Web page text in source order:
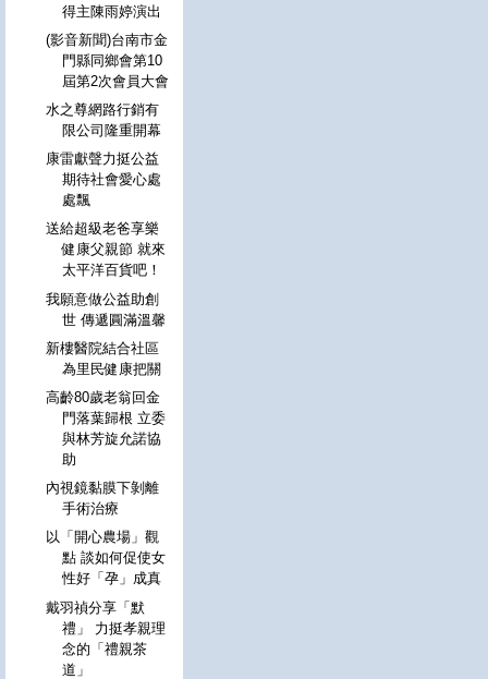
得主陳雨婷演出
(影音新聞)台南市金
門縣同鄉會第10
屆第2次會員大會
水之尊網路行銷有
限公司隆重開幕
康雷獻聲力挺公益
期待社會愛心處
處飄
送給超級老爸享樂
健康父親節 就來
太平洋百貨吧！
我願意做公益助創
世 傳遞圓滿溫馨
新樓醫院結合社區
為里民健康把關
高齡80歲老翁回金
門落葉歸根 立委
與林芳旋允諾協
助
內視鏡黏膜下剝離
手術治療
以「開心農場」觀
點 談如何促使女
性好「孕」成真
戴羽禎分享「默
禮」 力挺孝親理
念的「禮親茶
道」